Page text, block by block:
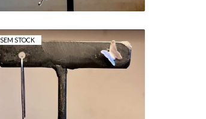
SEM STOCK
BRINCOS
ASSIMÉTRICOS PEDRA
DA LUA C/BORBOLETA